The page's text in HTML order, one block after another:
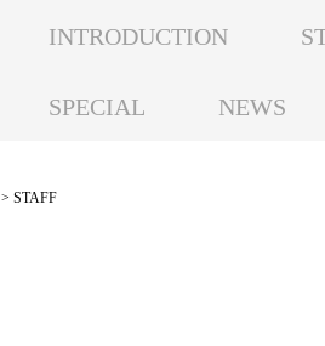
INTRODUCTION
SPECIAL NEWS
> STAFF